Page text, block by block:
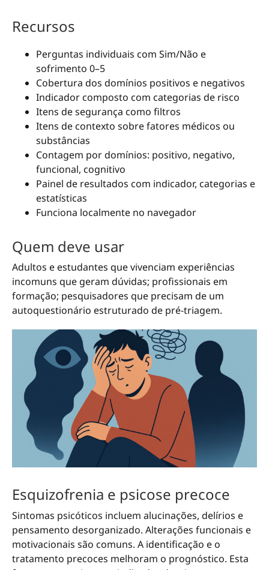
Recursos
Perguntas individuais com Sim/Não e
sofrimento 0–5
Cobertura dos domínios positivos e negativos
Indicador composto com categorias de risco
Itens de segurança como filtros
Itens de contexto sobre fatores médicos ou
substâncias
Contagem por domínios: positivo, negativo,
funcional, cognitivo
Painel de resultados com indicador, categorias e
estatísticas
Funciona localmente no navegador
Quem deve usar
Adultos e estudantes que vivenciam experiências
incomuns que geram dúvidas; profissionais em
formação; pesquisadores que precisam de um
autoquestionário estruturado de pré-triagem.
Esquizofrenia e psicose precoce
Sintomas psicóticos incluem alucinações, delírios e
pensamento desorganizado. Alterações funcionais e
motivacionais são comuns. A identificação e o
tratamento precoces melhoram o prognóstico. Esta